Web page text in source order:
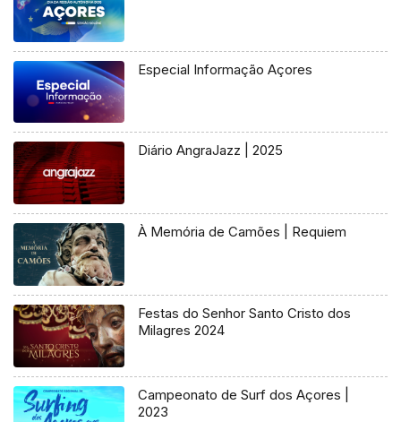
Especial Informação Açores
Diário AngraJazz | 2025
À Memória de Camões | Requiem
Festas do Senhor Santo Cristo dos
Milagres 2024
Campeonato de Surf dos Açores |
2023